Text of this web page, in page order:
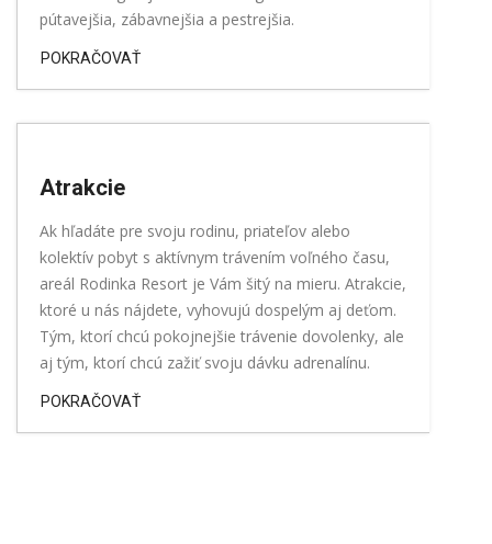
pútavejšia, zábavnejšia a pestrejšia.
POKRAČOVAŤ
Atrakcie
Ak hľadáte pre svoju rodinu, priateľov alebo
kolektív pobyt s aktívnym trávením voľného času,
areál Rodinka Resort je Vám šitý na mieru. Atrakcie,
ktoré u nás nájdete, vyhovujú dospelým aj deťom.
Tým, ktorí chcú pokojnejšie trávenie dovolenky, ale
aj tým, ktorí chcú zažiť svoju dávku adrenalínu.
POKRAČOVAŤ